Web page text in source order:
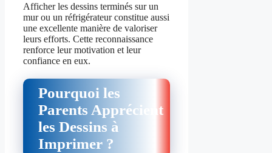
Afficher les dessins terminés sur un
mur ou un réfrigérateur constitue aussi
une excellente manière de valoriser
leurs efforts. Cette reconnaissance
renforce leur motivation et leur
confiance en eux.
Pourquoi les
Parents Apprécient
les Dessins à
Imprimer ?